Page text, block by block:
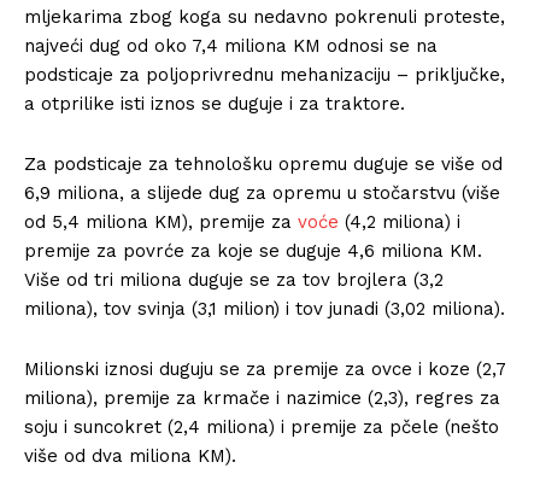
mljekarima zbog koga su nedavno pokrenuli proteste,
najveći dug od oko 7,4 miliona KM odnosi se na
podsticaje za poljoprivrednu mehanizaciju – priključke,
a otprilike isti iznos se duguje i za traktore.
Za podsticaje za tehnološku opremu duguje se više od
6,9 miliona, a slijede dug za opremu u stočarstvu (više
od 5,4 miliona KM), premije za voće (4,2 miliona) i
premije za povrće za koje se duguje 4,6 miliona KM.
Više od tri miliona duguje se za tov brojlera (3,2
miliona), tov svinja (3,1 milion) i tov junadi (3,02 miliona).
Milionski iznosi duguju se za premije za ovce i koze (2,7
miliona), premije za krmače i nazimice (2,3), regres za
soju i suncokret (2,4 miliona) i premije za pčele (nešto
više od dva miliona KM).